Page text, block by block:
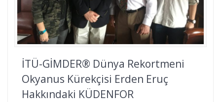
İTÜ-GİMDER® Dünya Rekortmeni
Okyanus Kürekçisi Erden Eruç
Hakkındaki KÜDENFOR